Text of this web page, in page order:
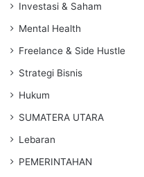
Investasi & Saham
Mental Health
Freelance & Side Hustle
Strategi Bisnis
Hukum
SUMATERA UTARA
Lebaran
PEMERINTAHAN